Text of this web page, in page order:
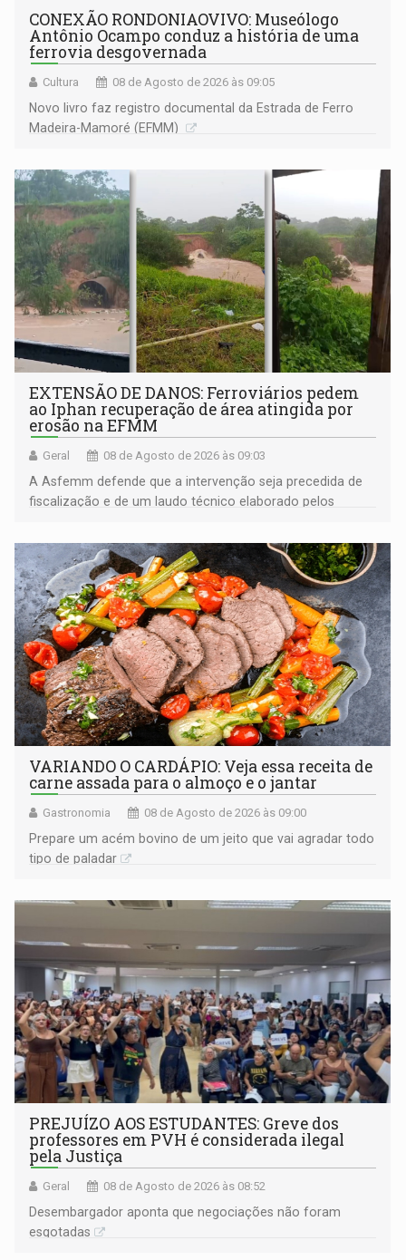
CONEXÃO RONDONIAOVIVO: Museólogo
Antônio Ocampo conduz a história de uma
ferrovia desgovernada
Cultura 08 de Agosto de 2026 às 09:05
Novo livro faz registro documental da Estrada de Ferro
Madeira-Mamoré (EFMM)
EXTENSÃO DE DANOS: Ferroviários pedem
ao Iphan recuperação de área atingida por
erosão na EFMM
Geral 08 de Agosto de 2026 às 09:03
A Asfemm defende que a intervenção seja precedida de
fiscalização e de um laudo técnico elaborado pelos
VARIANDO O CARDÁPIO: Veja essa receita de
carne assada para o almoço e o jantar
Gastronomia 08 de Agosto de 2026 às 09:00
Prepare um acém bovino de um jeito que vai agradar todo
tipo de paladar
PREJUÍZO AOS ESTUDANTES: Greve dos
professores em PVH é considerada ilegal
pela Justiça
Geral 08 de Agosto de 2026 às 08:52
Desembargador aponta que negociações não foram
esgotadas